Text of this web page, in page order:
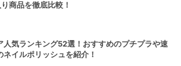
商品を徹底比較！
人気ランキング52選！おすすめのプチプラや速
ネイルポリッシュを紹介！